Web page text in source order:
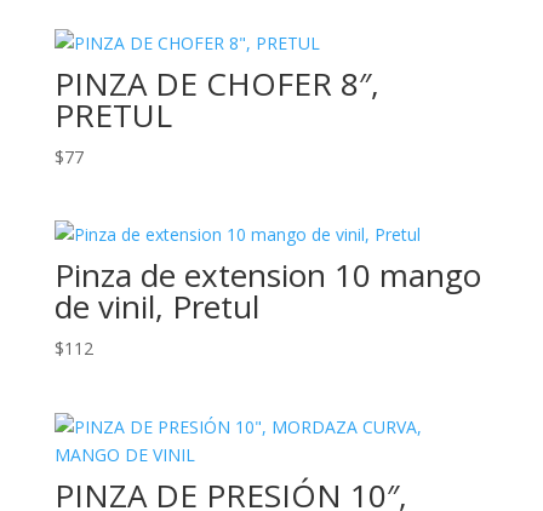
PINZA DE CHOFER 8″,
PRETUL
$77
Pinza de extension 10 mango
de vinil, Pretul
$112
PINZA DE PRESIÓN 10″,